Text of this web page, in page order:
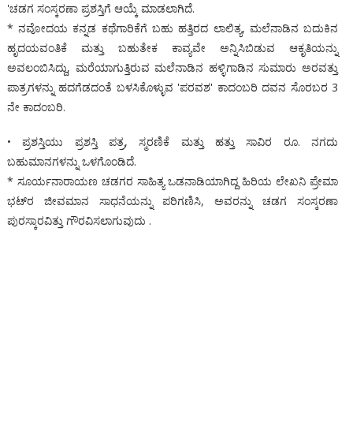
'ಚಡಗ ಸಂಸ್ಕರಣಾ ಪ್ರಶಸ್ತಿಗೆ ಆಯ್ಕೆ ಮಾಡಲಾಗಿದೆ.
* ನವೋದಯ ಕನ್ನಡ ಕಥೆಗಾರಿಕೆಗೆ ಬಹು ಹತ್ತಿರದ ಲಾಲಿತ್ಯ, ಮಲೆನಾಡಿನ ಬದುಕಿನ
ಹೃದಯವಂತಿಕೆ ಮತ್ತು ಬಹುತೇಕ ಕಾವ್ಯವೇ ಅನ್ನಿಸಿಬಿಡುವ ಆಕೃತಿಯನ್ನು
ಅವಲಂಬಿಸಿದ್ದು, ಮರೆಯಾಗುತ್ತಿರುವ ಮಲೆನಾಡಿನ ಹಳ್ಳಿಗಾಡಿನ ಸುಮಾರು ಅರವತ್ತು
ಪಾತ್ರಗಳನ್ನು ಹದಗೆಡದಂತೆ ಬಳಸಿಕೊಳ್ಳುವ 'ಪರವಶ' ಕಾದಂಬರಿ ದವನ ಸೊರಬರ 3
ನೇ ಕಾದಂಬರಿ.
• ಪ್ರಶಸ್ತಿಯು ಪ್ರಶಸ್ತಿ ಪತ್ರ, ಸ್ಮರಣಿಕೆ ಮತ್ತು ಹತ್ತು ಸಾವಿರ ರೂ. ನಗದು
ಬಹುಮಾನಗಳನ್ನು ಒಳಗೊಂಡಿದೆ.
* ಸೂರ್ಯನಾರಾಯಣ ಚಡಗರ ಸಾಹಿತ್ಯ ಒಡನಾಡಿಯಾಗಿದ್ದ ಹಿರಿಯ ಲೇಖನಿ ಪ್ರೇಮಾ
ಭಟ್‌ರ ಜೀವಮಾನ ಸಾಧನೆಯನ್ನು ಪರಿಗಣಿಸಿ, ಅವರನ್ನು ಚಡಗ ಸಂಸ್ಕರಣಾ
ಪುರಸ್ಕಾರವಿತ್ತು ಗೌರವಿಸಲಾಗುವುದು .